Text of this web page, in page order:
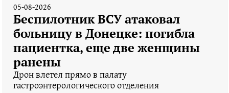
05-08-2026
Беспилотник ВСУ атаковал
больницу в Донецке: погибла
пациентка, еще две женщины
ранены
Дрон влетел прямо в палату
гастроэнтерологического отделения